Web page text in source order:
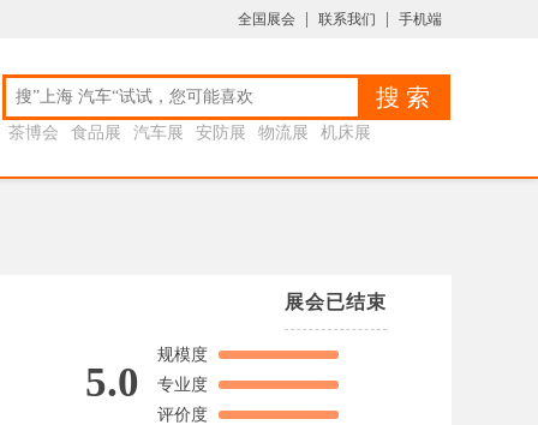
全国展会 联系我们 手机端
搜 索
茶博会 食品展 汽车展 安防展 物流展
机床展
展会已结束
5.0
规模度
专业度
评价度